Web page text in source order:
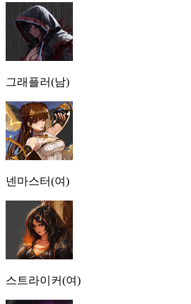
그래플러(남)
넨마스터(여)
스트라이커(여)